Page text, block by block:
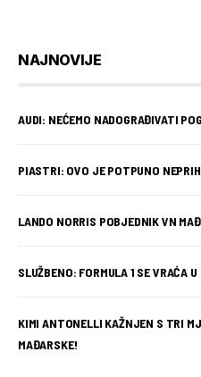
NAJNOVIJE
AUDI: NEĆEMO NADOGRAĐIVATI
PIASTRI: OVO JE POTPUNO
LANDO NORRIS POBJEDNIK VN
SLUŽBENO: FORMULA 1 SE VRAĆA
KIMI ANTONELLI KAŽNJEN S TRI
MAĐARSKE!